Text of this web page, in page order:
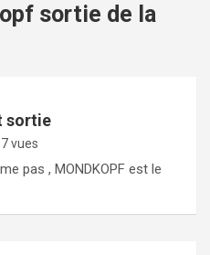
sortie de la
sortie
vues
pas , MONDKOPF est le